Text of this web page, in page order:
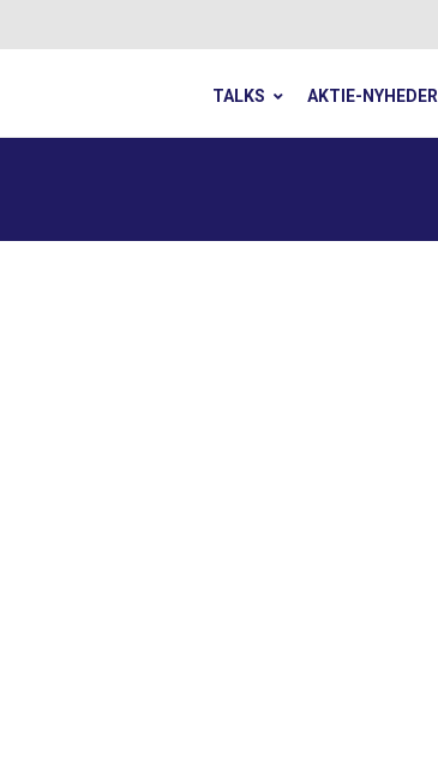
TALKS AKTIE-NYHEDER